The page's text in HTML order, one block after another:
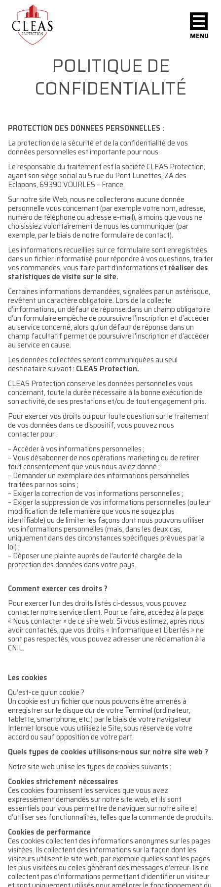
MENU
POLITIQUE DE
CONFIDENTIALITÉ
PROTECTION DES DONNEES PERSONNELLES :
La protection de la sécurité et de la confidentialité de vos
données personnelles est importante pour nous.
Le responsable du traitement est la société CLEAS Protection,
ayant son siège social au 5 rue du Pont Lunettes, ZA des
Eclapons, 69390 VOURLES – France.
Sur notre site Web, nous ne collecterons aucune donnée
personnelle vous concernant (par exemple votre nom, adresse,
numéro de téléphone ou adresse e-mail), à moins que vous ne
choisissiez volontairement de nous les communiquer (par
exemple, par le biais de notre formulaire de contact).
Les informations recueillies sur ce formulaire sont enregistrées
dans un fichier informatisé pour répondre à vos questions, traiter
vos commandes, vous faire part d’informations et réaliser des
statistiques de visite sur le site.
Certaines informations demandées, signalées par un astérisque,
revêtent un caractère obligatoire. Lors de la collecte
d’informations, un défaut de réponse dans un champ obligatoire
d’un formulaire empêche de poursuivre l’inscription et d’accéder
au service concerné, alors qu’un défaut de réponse dans un
champ facultatif permet de poursuivre l’inscription et d’accéder
au service en cause.
Les données collectées seront communiquées au seul
destinataire suivant : CLEAS Protection.
CLEAS Protection conserve les données personnelles vous
concernant, toute la durée nécessaire à la bonne exécution de
son activité, de ses prestations et/ou de tout engagement pris.
Pour exercer vos droits ou pour toute question sur le traitement
de vos données dans ce dispositif, vous pouvez nous
contacter pour :
– Accéder à vos informations personnelles ;
– Vous désabonner de nos opérations marketing ou de retirer
tout consentement que vous nous aviez donné ;
– Demander un exemplaire des informations personnelles
traitées par nos soins ;
– Exiger la correction de vos informations personnelles ;
– Exiger la suppression de vos informations personnelles (ou leur
modification de telle manière que vous ne soyez plus
identifiable) ou de limiter les façons dont nous pouvons utiliser
vos informations personnelles (mais, dans les deux cas,
uniquement dans des circonstances spécifiques prévues par la
loi) ;
– Déposer une plainte auprès de l’autorité chargée de la
protection des données dans votre pays.
Comment exercer ces droits ?
Pour exercer l’un des droits listés ci-dessus, vous pouvez
contacter notre service client. Pour ce faire, accédez à la page
« Nous contacter » de ce site web. Si vous estimez, après nous
avoir contactés, que vos droits « Informatique et Libertés » ne
sont pas respectés, vous pouvez adresser une réclamation à la
CNIL.
Les cookies
Qu’est-ce qu’un cookie ?
Un cookie est un fichier que nous pouvons être amenés à
enregistrer sur le disque dur de votre Terminal (ordinateur,
tablette, smartphone, etc.) par le biais de votre navigateur
Internet lorsque vous utilisez le Site, sous réserve de votre
accord ou sauf opposition de votre part.
Quels types de cookies utilisons-nous sur notre site web ?
Notre site web utilise les types de cookies suivants :
Cookies strictement nécessaires
Ces cookies fournissent les services que vous avez
expressément demandés sur notre site web, et ils sont
essentiels pour vous permettre de naviguer sur notre site et
d’utiliser ses fonctionnalités, telles que la commande de produits.
Cookies de performance
Ces cookies collectent des informations anonymes sur les pages
visitées. Ils collectent des informations sur la façon dont les
visiteurs utilisent le site web, par exemple quelles sont les pages
les plus visitées ou celles générant des messages d’erreur. Ils ne
collectent pas d’informations permettant d’identifier un visiteur